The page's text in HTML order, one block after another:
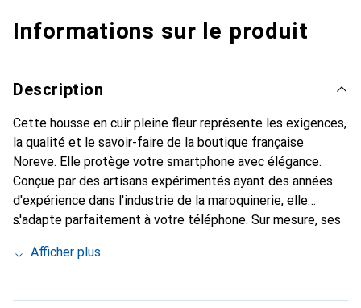
Informations sur le produit
Description
Cette housse en cuir pleine fleur représente les exigences,
la qualité et le savoir-faire de la boutique française
Noreve. Elle protège votre smartphone avec élégance.
Conçue par des artisans expérimentés ayant des années
d'expérience dans l'industrie de la maroquinerie, elle
s'adapte parfaitement à votre téléphone. Sur mesure, ses
peau. Elle devient un accessoire chic et indispensable pour
ses produits de haute qualité, la marque Noreve est un
Afficher plus